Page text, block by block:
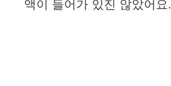
액이 들어가 있진 않았어요.